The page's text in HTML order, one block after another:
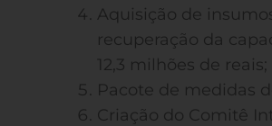
Aquisição de
recuperação da
12,3 milhões de reais;
Pacote de medidas
Criação do Comitê